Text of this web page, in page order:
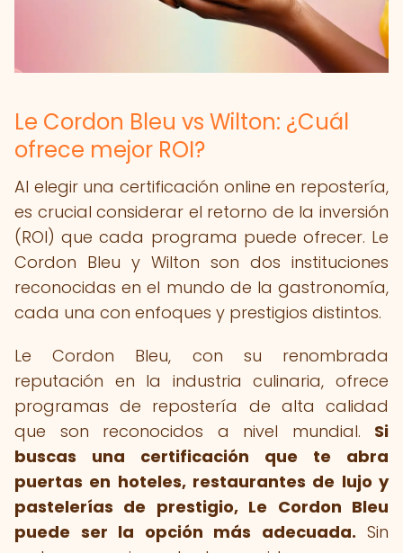
Le Cordon Bleu vs Wilton: ¿Cuál
ofrece mejor ROI?
Al elegir una certificación online en repostería,
es crucial considerar el retorno de la inversión
(ROI) que cada programa puede ofrecer. Le
Cordon Bleu y Wilton son dos instituciones
reconocidas en el mundo de la gastronomía,
cada una con enfoques y prestigios distintos.
Le Cordon Bleu, con su renombrada
reputación en la industria culinaria, ofrece
programas de repostería de alta calidad
que son reconocidos a nivel mundial. Si
buscas una certificación que te abra
puertas en hoteles, restaurantes de lujo y
pastelerías de prestigio, Le Cordon Bleu
puede ser la opción más adecuada. Sin